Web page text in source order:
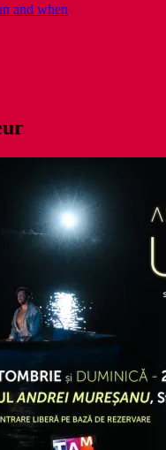
and when